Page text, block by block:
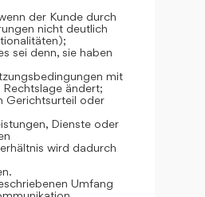
der Kunde durch
nicht deutlich
sei denn, sie haben
mit
ändert;
Gerichtsurteil oder
Dienste oder
wird dadurch
Umfang